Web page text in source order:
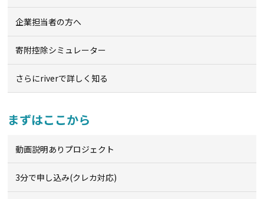
企業担当者の方へ
寄附控除シミュレーター
さらにriverで詳しく知る
まずはここから
動画説明ありプロジェクト
3分で申し込み(クレカ対応)